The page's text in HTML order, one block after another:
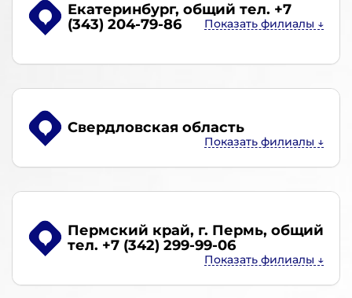
Екатеринбург, общий тел. +7
(343) 204-79-86
Свердловская область
Пермский край, г. Пермь, общий
тел. +7 (342) 299-99-06